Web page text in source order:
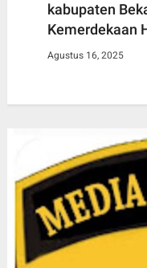
kabupaten
Kemerdekaan
Agustus 16, 2025